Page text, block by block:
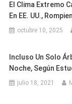
El Clima Extremo
En EE. UU.,
octubre 10, 2025
Incluso Un Solo
Noche, Según
julio 18, 2021